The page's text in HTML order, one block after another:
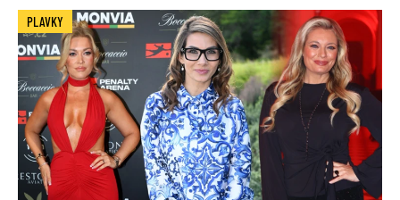
PLAVKY